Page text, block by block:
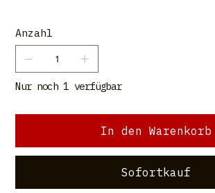
Anzahl
Nur noch 1 verfügbar
In den Warenkorb
Sofortkauf